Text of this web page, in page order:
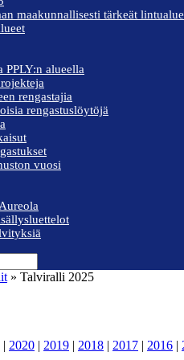
maakunnallisesti tärkeät
PPLY:n alueella
rengastajia
rengastuslöytöjä
vuosi
» Talviralli 2025
| 2020 | 2019 | 2018 | 2017 | 2016 |